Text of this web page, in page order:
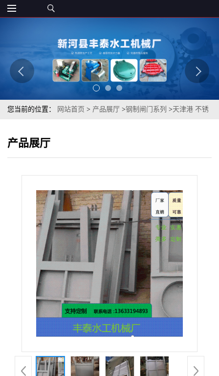
您当前的位置： 网站首页 > 产品展厅 >钢制闸门系列 >天津港 不锈
产品展厅